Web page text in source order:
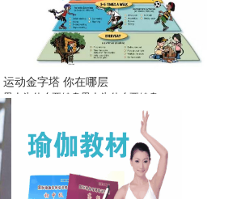
运动金字塔 你在哪层
男人为什么要健身男人为什么要健身